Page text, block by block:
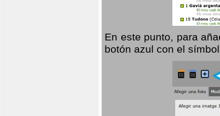
En este punto, para
botón azul con el